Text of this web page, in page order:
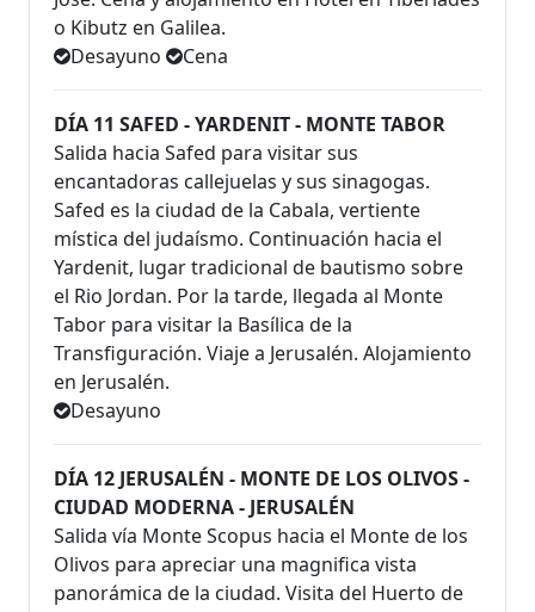
o Kibutz en Galilea.
Desayuno
Cena
DÍA 11 SAFED - YARDENIT - MONTE TABOR
Salida hacia Safed para visitar sus
encantadoras callejuelas y sus sinagogas.
Safed es la ciudad de la Cabala, vertiente
mística del judaísmo. Continuación hacia el
Yardenit, lugar tradicional de bautismo sobre
el Rio Jordan. Por la tarde, llegada al Monte
Tabor para visitar la Basílica de la
Transfiguración. Viaje a Jerusalén. Alojamiento
en Jerusalén.
Desayuno
DÍA 12 JERUSALÉN - MONTE DE LOS OLIVOS -
CIUDAD MODERNA - JERUSALÉN
Salida vía Monte Scopus hacia el Monte de los
Olivos para apreciar una magnifica vista
panorámica de la ciudad. Visita del Huerto de